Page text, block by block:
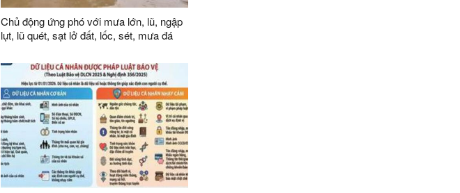
Chủ động ứng phó với mưa lớn, lũ, ngập
lụt, lũ quét, sạt lở đất, lốc, sét, mưa đá